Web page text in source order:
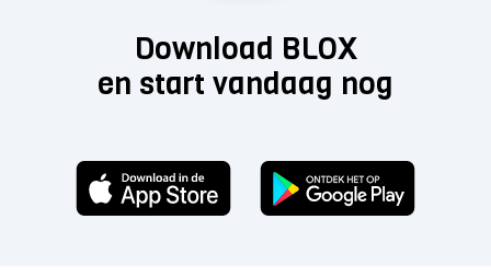
Download BLOX
en start vandaag nog